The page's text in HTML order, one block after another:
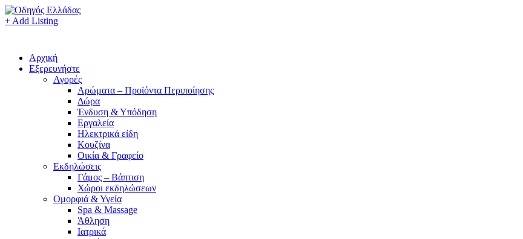
+ Add Listing
Αρχική
Εξερευνήστε
Αγορές
Αρώματα – Προϊόντα Περιποίησης
Δώρα
Ένδυση & Υπόδηση
Εργαλεία
Ηλεκτρικά είδη
Κουζίνα
Οικία & Γραφείο
Εκδηλώσεις
Γάμος – Βάπτιση
Χώροι εκδηλώσεων
Ομορφιά & Υγεία
Spa & Massage
Άθληση
Ιατρικά